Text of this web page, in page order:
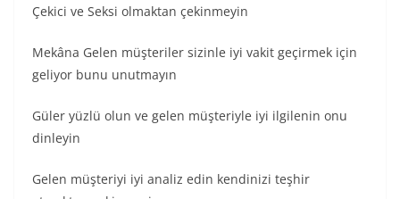
Çekici ve Seksi olmaktan çekinmeyin
Mekâna Gelen müşteriler sizinle iyi vakit geçirmek için
geliyor bunu unutmayın
Güler yüzlü olun ve gelen müşteriyle iyi ilgilenin onu
dinleyin
Gelen müşteriyi iyi analiz edin kendinizi teşhir